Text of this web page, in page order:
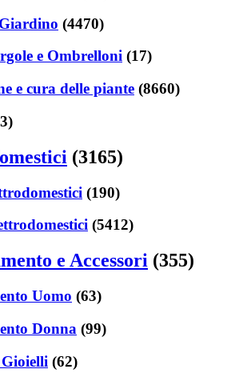
(4470)
e Ombrelloni (17)
e cura delle piante (8660)
(3165)
(190)
(5412)
e Accessori (355)
Uomo (63)
Donna (99)
(62)